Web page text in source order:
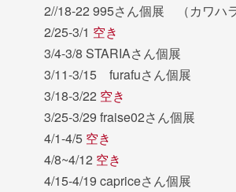
2//18-22 995さん個展 （カワハ
2/25-3/1 空き
3/4-3/8 STARIAさん個展
3/11-3/15 furafuさん個展
3/18-3/22 空き
3/25-3/29 fraise02さん個展
4/1-4/5 空き
4/8~4/12 空き
4/15-4/19 capriceさん個展